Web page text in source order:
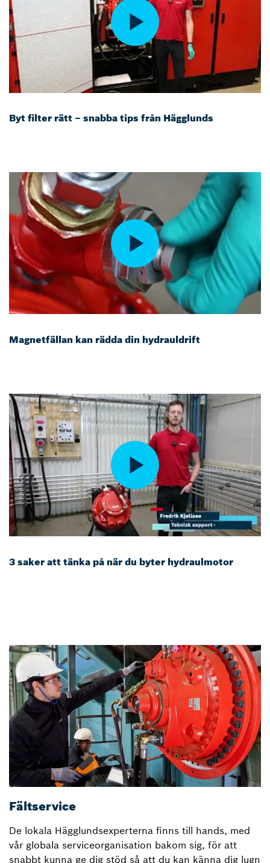
Byt filter rätt – snabba tips från Hägglunds
Magnetfällan kan rädda din hydrauldrift
3 saker att tänka på när du byter hydraulmotor
Fältservice
De lokala Hägglundsexperterna finns till hands, med
vår globala serviceorganisation bakom sig, för att
snabbt kunna ge dig stöd så att du kan känna dig lugn